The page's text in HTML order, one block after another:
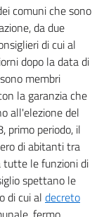
comuni che sono
da due
di cui al
dopo la data di
membri
la garanzia che
all'elezione del
primo periodo, il
di abitanti tra
tutte le funzioni di
spettano le
di cui al decreto